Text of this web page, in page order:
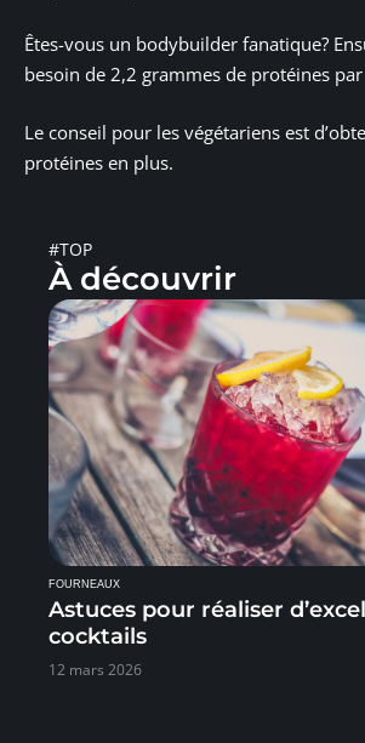
Êtes-vous un bodybuilder fanatique?
besoin de 2,2 grammes de protéines
Le conseil pour les végétariens est
protéines en plus.
#TOP
À découvrir
FOURNEAUX
Astuces pour réaliser
cocktails
12 mars 2026